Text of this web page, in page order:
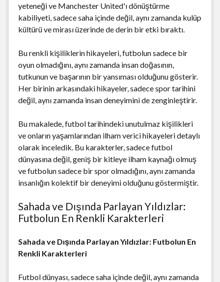
yeteneği ve Manchester United'ı dönüştürme
kabiliyeti, sadece saha içinde değil, aynı zamanda kulüp
kültürü ve mirası üzerinde de derin bir etki bıraktı.
Bu renkli kişiliklerin hikayeleri, futbolun sadece bir
oyun olmadığını, aynı zamanda insan doğasının,
tutkunun ve başarının bir yansıması olduğunu gösterir.
Her birinin arkasındaki hikayeler, sadece spor tarihini
değil, aynı zamanda insan deneyimini de zenginleştirir.
Bu makalede, futbol tarihindeki unutulmaz kişilikleri
ve onların yaşamlarından ilham verici hikayeleri detaylı
olarak inceledik. Bu karakterler, sadece futbol
dünyasına değil, geniş bir kitleye ilham kaynağı olmuş
ve futbolun sadece bir spor olmadığını, aynı zamanda
insanlığın kolektif bir deneyimi olduğunu göstermiştir.
Sahada ve Dışında Parlayan Yıldızlar:
Futbolun En Renkli Karakterleri
Sahada ve Dışında Parlayan Yıldızlar: Futbolun En
Renkli Karakterleri
Futbol dünyası, sadece saha içinde değil, aynı zamanda